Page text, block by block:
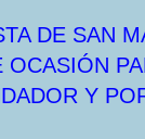
DE SAN
Y